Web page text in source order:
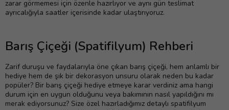
zarar görmemesi için özenle hazırlıyor ve aynı gün teslimat
ayrıcalığıyla saatler içerisinde kadar ulaştırıyoruz.
Barış Çiçeği (Spatifilyum) Rehberi
Zarif duruşu ve faydalarıyla öne çıkan barış çiçeği, hem anlamlı bir
hediye hem de şık bir dekorasyon unsuru olarak neden bu kadar
popüler? Bir barış çiçeği hediye etmeye karar verdiniz ama hangi
durum için en uygun olduğunu veya bakımının nasıl yapıldığını mı
merak ediyorsunuz? Size özel hazırladığımız detaylı spatifilyum